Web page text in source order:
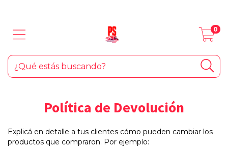
0
Política de Devolución
Explicá en detalle a tus clientes cómo pueden cambiar los
productos que compraron. Por ejemplo: